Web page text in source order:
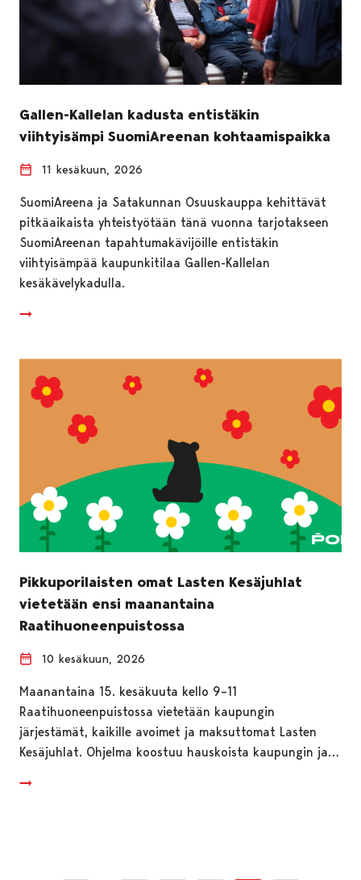
Gallen-Kallelan kadusta entistäkin
viihtyisämpi SuomiAreenan kohtaamispaikka
11 kesäkuun, 2026
SuomiAreena ja Satakunnan Osuuskauppa kehittävät
pitkäaikaista yhteistyötään tänä vuonna tarjotakseen
SuomiAreenan tapahtumakävijöille entistäkin
viihtyisämpää kaupunkitilaa Gallen-Kallelan
kesäkävelykadulla.
Pikkuporilaisten omat Lasten Kesäjuhlat
vietetään ensi maanantaina
Raatihuoneenpuistossa
10 kesäkuun, 2026
Maanantaina 15. kesäkuuta kello 9–11
Raatihuoneenpuistossa vietetään kaupungin
järjestämät, kaikille avoimet ja maksuttomat Lasten
Kesäjuhlat. Ohjelma koostuu hauskoista kaupungin ja…